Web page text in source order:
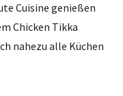
Cuisine genießen
Chicken Tikka
nahezu alle Küchen